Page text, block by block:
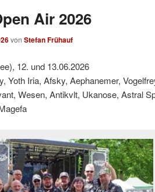
Air 2026
von Stefan Frühauf
12. und 13.06.2026
Yoth Iria, Afsky, Aephanemer,
Wesen, Antikvlt, Ukanose, Astral